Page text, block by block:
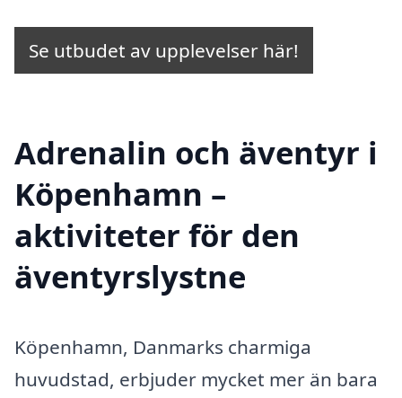
Se utbudet av upplevelser här!
Adrenalin och äventyr i
Köpenhamn –
aktiviteter för den
äventyrslystne
Köpenhamn, Danmarks charmiga
huvudstad, erbjuder mycket mer än bara